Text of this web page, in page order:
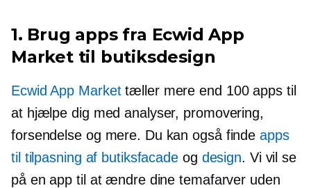
1. Brug apps fra Ecwid App
Market til butiksdesign
Ecwid App Markettæller mere end 100 apps til
at hjælpe dig med analyser, promovering,
forsendelse og mere. Du kan også findeapps
til tilpasning af butiksfacade og design. Vi vil se
på en app til at ændre dine temafarver uden